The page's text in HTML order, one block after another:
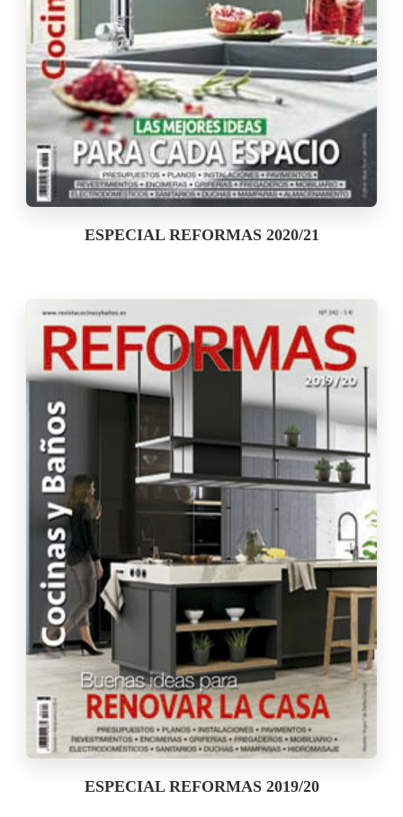
ESPECIAL REFORMAS 2020/21
ESPECIAL REFORMAS 2019/20